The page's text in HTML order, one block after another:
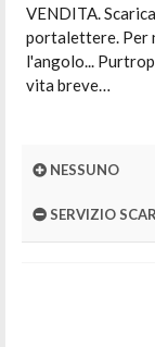
VENDITA.
portalettere. Per
l'angolo...
vita breve…
NESSUNO
SERVIZIO